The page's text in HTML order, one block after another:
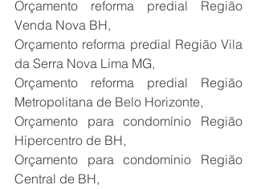
Orçamento reforma predial Região
Venda Nova BH,
Orçamento reforma predial Região Vila
da Serra Nova Lima MG,
Orçamento reforma predial Região
Metropolitana de Belo Horizonte,
Orçamento para condomínio Região
Hipercentro de BH,
Orçamento para condomínio Região
Central de BH,